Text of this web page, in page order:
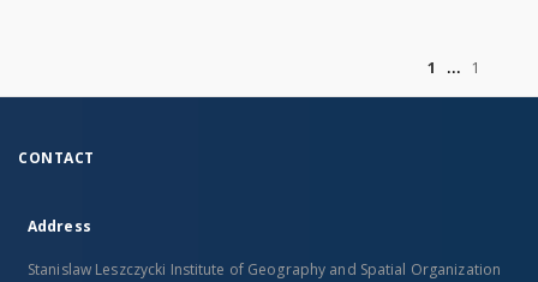
1
1
CONTACT
Address
Stanislaw Leszczycki Institute of Geography and Spatial Organization